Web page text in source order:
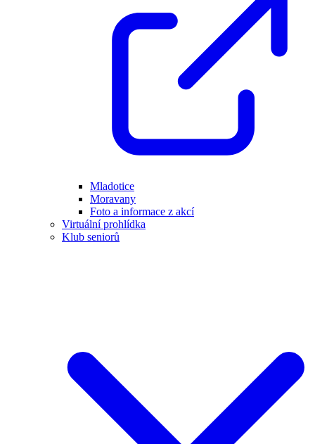
Mladotice
Moravany
Foto a informace z akcí
Virtuální prohlídka
Klub seniorů